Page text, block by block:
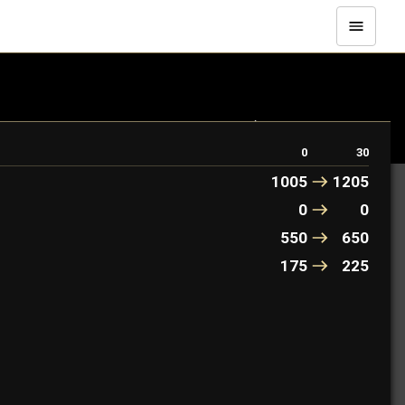
Воспользуйтесь его силой, чтобы утолить жажду
0 30
1005
1205
0
0
550
650
175 225